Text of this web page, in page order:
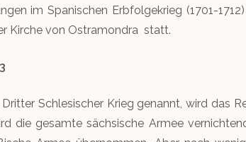
im Spanischen Erbfolgekrieg (1701-
Kirche von Ostramondra statt.
Schlesischer Krieg genannt, wird das
die gesamte sächsische Armee